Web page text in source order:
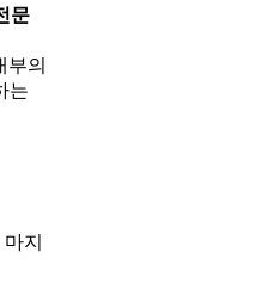
문
부의
는
지